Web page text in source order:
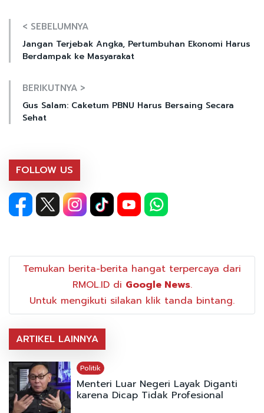
< SEBELUMNYA
Jangan Terjebak Angka, Pertumbuhan Ekonomi Harus
Berdampak ke Masyarakat
BERIKUTNYA >
Gus Salam: Caketum PBNU Harus Bersaing Secara
Sehat
FOLLOW US
Temukan berita-berita hangat terpercaya dari
RMOL.ID di Google News.
Untuk mengikuti silakan klik tanda bintang.
ARTIKEL LAINNYA
Politik
Menteri Luar Negeri Layak Diganti
karena Dicap Tidak Profesional